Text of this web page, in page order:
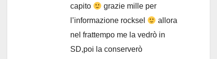
capito
grazie mille per
l’informazione rocksel
allora
nel frattempo me la vedrò in
SD,poi la conserverò